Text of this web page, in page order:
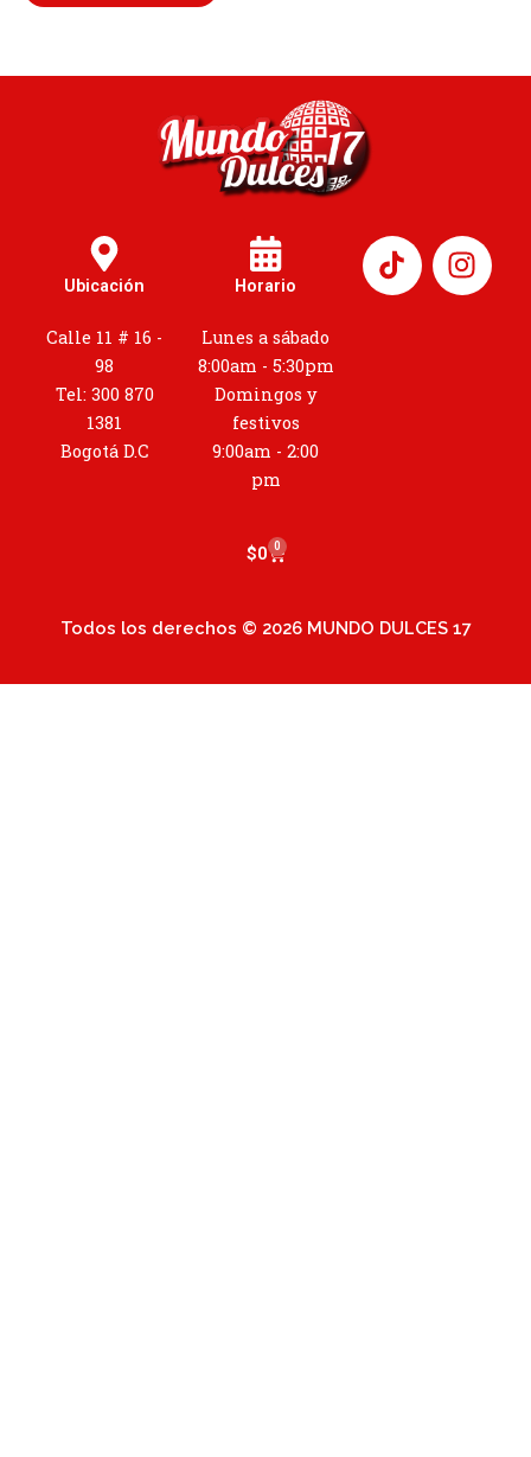
Ubicación
Calle 11 # 16 -
98
Tel: 300 870
1381
Bogotá D.C
Horario
Lunes a sábado
8:00am - 5:30pm
Domingos y
festivos
9:00am - 2:00
pm
I
n
s
$0 0
Cart
Todos los derechos © 2026 MUNDO DULCES 17